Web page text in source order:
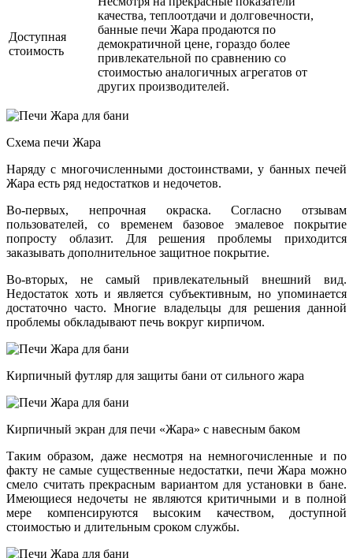
Доступная
стоимость
качества, теплоотдачи и долговечности,
банные печи Жара продаются по
демократичной цене, гораздо более
привлекательной по сравнению со
стоимостью аналогичных агрегатов от
других производителей.
Схема печи Жара
Наряду с многочисленными достоинствами, у банных печей
Жара есть ряд недостатков и недочетов.
Во-первых, непрочная окраска. Согласно отзывам
пользователей, со временем базовое эмалевое покрытие
попросту облазит. Для решения проблемы приходится
заказывать дополнительное защитное покрытие.
Во-вторых, не самый привлекательный внешний вид.
Недостаток хоть и является субъективным, но упоминается
достаточно часто. Многие владельцы для решения данной
проблемы обкладывают печь вокруг кирпичом.
Кирпичный футляр для защиты бани от сильного жара
Кирпичный экран для печи «Жара» с навесным баком
Таким образом, даже несмотря на немногочисленные и по
факту не самые существенные недостатки, печи Жара можно
смело считать прекрасным вариантом для установки в бане.
Имеющиеся недочеты не являются критичными и в полной
мере компенсируются высоким качеством, доступной
стоимостью и длительным сроком службы.